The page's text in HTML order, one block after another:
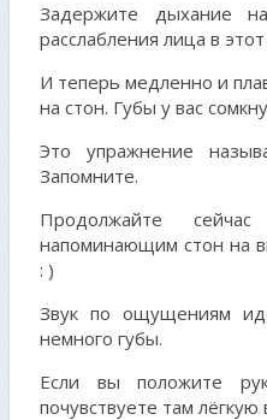
Задержите дыхание
расслабления лица в
И теперь медленно и
на стон. Губы у вас
Это упражнение
Запомните.
Продолжайте
напоминающим стон на
: )
Звук по ощущениям
немного губы.
Если вы положите
почувствуете там